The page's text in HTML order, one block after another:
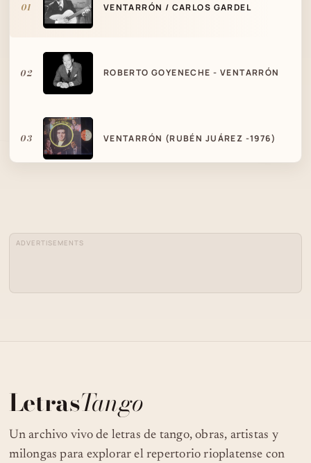
01 VENTARRÓN / CARLOS GARDEL
02 ROBERTO GOYENECHE - VENTARRÓN
03 VENTARRÓN (RUBÉN JUÁREZ -1976)
ADVERTISEMENTS
LetrasTango
Un archivo vivo de letras de tango, obras, artistas y
milongas para explorar el repertorio rioplatense con